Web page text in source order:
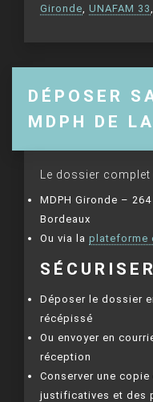
Gironde UNAFAM 33
DÉPOSER
MDPH DE
Le dossier
MDPH Gironde –
Bordeaux
Ou via la plateforme
Déposer le dossier
récépissé
Ou envoyer en
réception
Conserver une
justificatives et des